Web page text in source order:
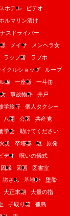
ホテル
ビデオ
ホルマリン漬け
スドライバー
メイサ
メンヘラ女
ラップ音
ラブホ
イクルショップ
ループ
線 一座様
一斗缶
事故物件
井戸
学旅行
個人タクシー
八開 公園
共産党
学会
助けてください
災 卒塔婆 厄
原発
デオ
呪いの儀式
因縁 因習
図書室
坊さん 基地外
堕胎
大正末期
大量の指
子取り箱
孤島